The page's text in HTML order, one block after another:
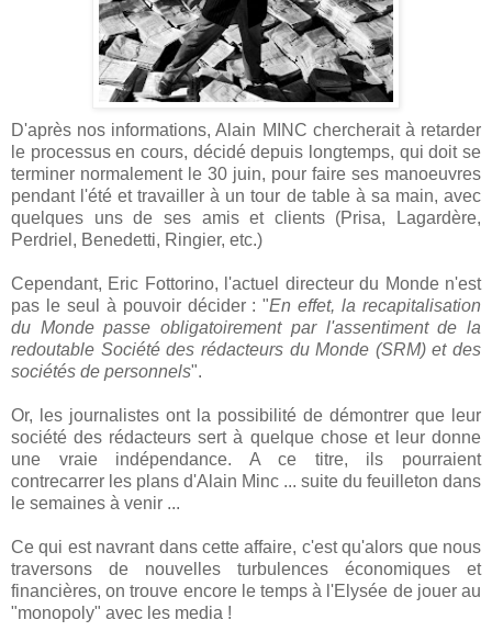
D'après nos informations, Alain MINC chercherait à retarder
le processus en cours, décidé depuis longtemps, qui doit se
terminer normalement le 30 juin, pour faire ses manoeuvres
pendant l'été et travailler à un tour de table à sa main, avec
quelques uns de ses amis et clients (Prisa, Lagardère,
Perdriel, Benedetti, Ringier, etc.)
Cependant, Eric Fottorino, l'actuel directeur du Monde n'est
pas le seul à pouvoir décider : "En effet, la recapitalisation
du Monde passe obligatoirement par l'assentiment de la
redoutable Société des rédacteurs du Monde (SRM) et des
sociétés de personnels".
Or, les journalistes ont la possibilité de démontrer que leur
société des rédacteurs sert à quelque chose et leur donne
une vraie indépendance. A ce titre, ils pourraient
contrecarrer les plans d'Alain Minc ... suite du feuilleton dans
le semaines à venir ...
Ce qui est navrant dans cette affaire, c'est qu'alors que nous
traversons de nouvelles turbulences économiques et
financières, on trouve encore le temps à l'Elysée de jouer au
"monopoly" avec les media !